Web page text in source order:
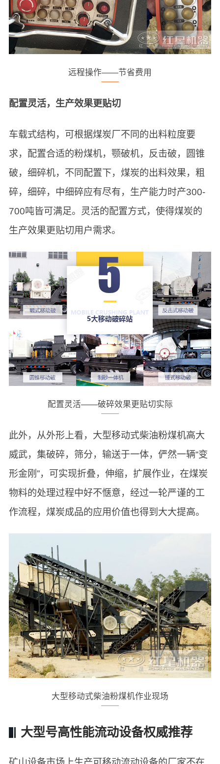
远程操作——节省费用
配置灵活，生产效果更贴切
车载式结构，可根据煤炭厂不同的出料粒度要
求，配置合适的粉煤机，颚破机，反击破，圆锥
破，细碎机，不同配置下，煤炭的出料效果，粗
碎，细碎，中细碎应有尽有，生产能力时产300-
700吨皆可满足。灵活的配置方式，使得煤炭的
生产效果更贴切用户需求。
配置灵活——破碎效果更贴切实际
此外，从外形上看，大型移动式柴油粉煤机高大
威武，集破碎，筛分，输送于一体，俨然一辆“变
形金刚”，可实现折叠，伸缩，扩展作业，在煤炭
物料的处理过程中好不惬意，经过一轮严谨的工
作流程，煤炭成品的应用价值也得到大大提高。
大型移动式柴油粉煤机作业现场
大型号高性能流动设备权威推荐